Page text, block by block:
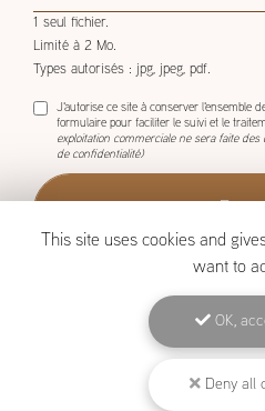
1 seul fichier.
Limité à 2 Mo.
Types autorisés : jpg, jpeg, pdf.
J'autorise ce site à conserver l'ensemble
formulaire pour faciliter le suivi et le
exploitation commerciale ne sera faite
de confidentialité)
Plan du site -
This site uses cookies and
want to
OK,
Deny all